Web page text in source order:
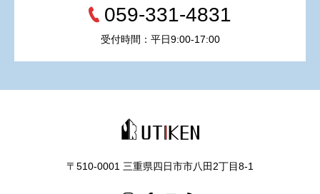
059-331-4831
受付時間：平日9:00-17:00
〒510-0001 三重県四日市市八田2丁目8‐1